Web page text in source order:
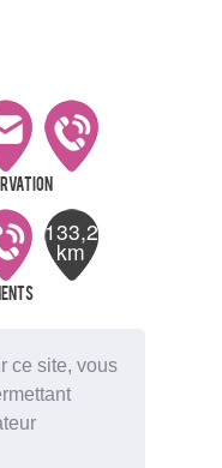
ce site, vous
133,2
km